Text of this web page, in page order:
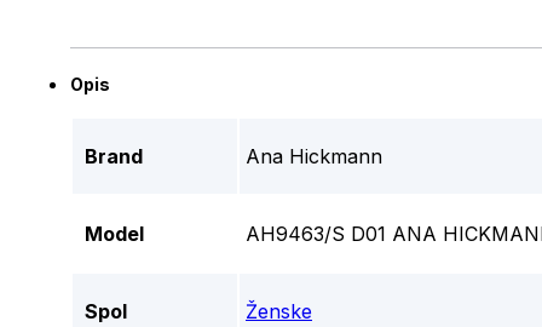
Opis
Brand Ana Hickmann
Model AH9463/S D01 ANA
Spol Ženske